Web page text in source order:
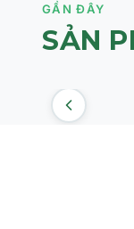
Đối tượng sử
Đặc biệt lý
Làn da đang
GẦN ĐÂY
SẢN